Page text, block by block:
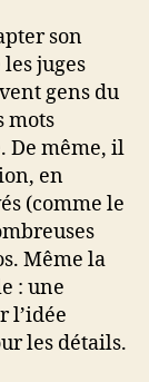
son
juges
gens du
mots
De même, il
en
(comme le
Même la
: une
l’idée
les détails.